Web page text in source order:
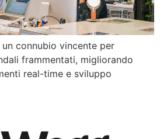
connubio vincente per
frammentati, migliorando
real-time e sviluppo